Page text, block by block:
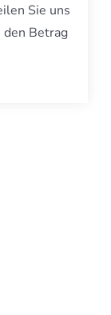
Sie uns
Betrag